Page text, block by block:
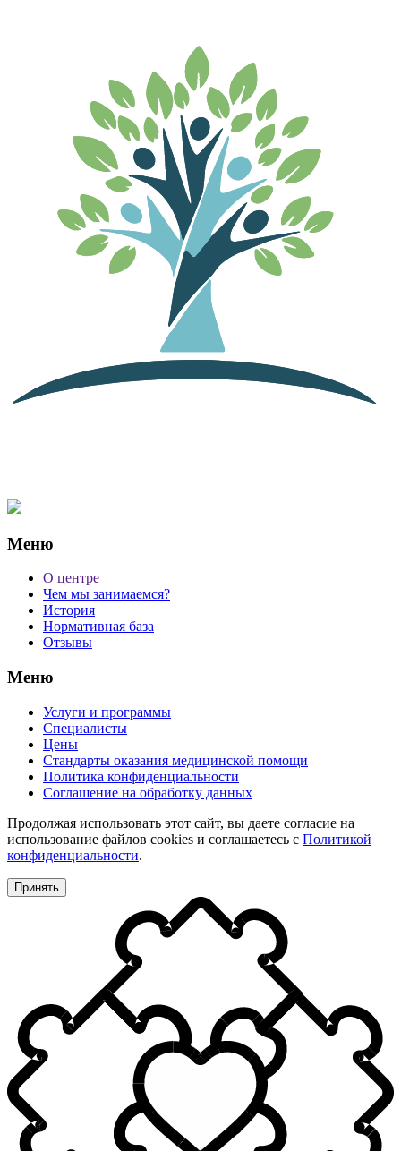
Меню
О центре
Чем мы занимаемся?
История
Нормативная база
Отзывы
Меню
Услуги и программы
Специалисты
Цены
Стандарты оказания медицинской помощи
Политика конфиденциальности
Соглашение на обработку данных
Продолжая использовать этот сайт, вы даете согласие на
использование файлов cookies и соглашаетесь с Политикой
конфиденциальности.
Принять